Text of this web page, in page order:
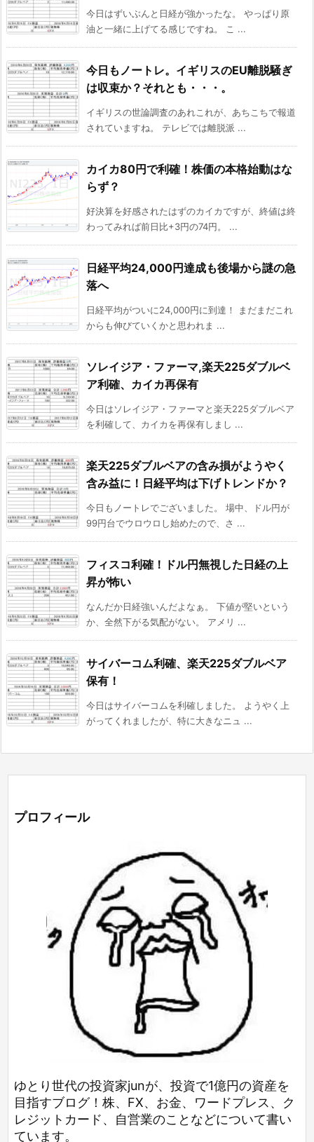
今日はずいぶんと日経が強かったな。 やっぱり原
油と一緒に上げてる感じですね。 こ ...
今日もノートレ。イギリスのEU離脱騒ぎ
は収束か？それとも・・・。
イギリスの世論調査のあれこれが、あちこちで報道
されていますね。 テレビでは離脱派 ...
カイカ80円で利確！株価の本格始動はな
らず？
好決算を好感されたはずのカイカですが、終値は終
わってみれば前日比+3円の74円。 ...
日経平均24,000円達成も後場から謎の急
落へ
日経平均がついに24,000円に到達！ まだまだこれ
からも伸びていくかと思われま ...
ソレイジア・ファーマ,楽天225ダブルベ
ア利確、カイカ再保有
今日はソレイジア・ファーマと楽天225ダブルベア
を利確して、カイカを再保有しまし ...
楽天225ダブルベアの含み損がようやく
含み益に！日経平均は下げトレンドか？
今日もノートレでございました。 場中、ドル円が
99円台でウロウロし始めたので、さ ...
フィスコ利確！ドル円無視した日経の上
昇が怖い
なんだか日経強いんだよなぁ。 下値が堅いという
か、全然下がる気配がない。 アメリ ...
サイバーコム利確、楽天225ダブルベア
保有！
今日はサイバーコムを利確しました。 ようやく上
がってくれましたが、特に大きなニュ ...
プロフィール
ゆとり世代の投資家junが、投資で1億円の資産を
目指すブログ！株、FX、お金、ワードプレス、ク
レジットカード、自営業のことなどについて書い
ています。